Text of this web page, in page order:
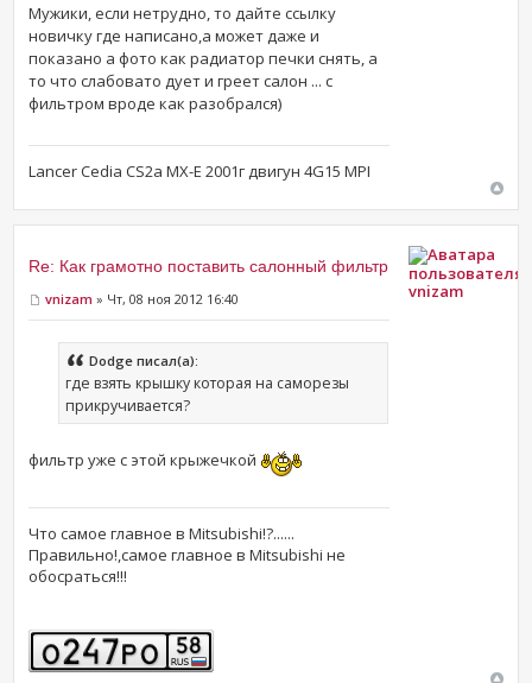
Мужики, если нетрудно, то дайте ссылку
новичку где написано,а может даже и
показано а фото как радиатор печки снять, а
то что слабовато дует и греет салон ... с
фильтром вроде как разобрался)
Lancer Cedia CS2a MX-E 2001г двигун 4G15 MPI
Re: Как грамотно поставить салонный фильтр
vnizam » Чт, 08 ноя 2012 16:40
Dodge писал(а):
где взять крышку которая на саморезы
прикручивается?
фильтр уже с этой крыжечкой
Что самое главное в Mitsubishi!?......
Правильно!,самое главное в Mitsubishi не
обосраться!!!
vnizam